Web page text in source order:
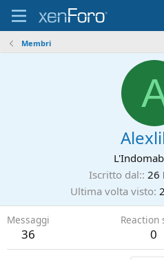
Membri
Iscritto dal: 26
Ultima volta visto
Messaggi
36
Reaction
0